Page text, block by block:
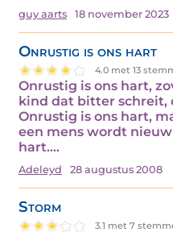
guy aarts 18 november 2023
Onrustig is ons hart
4.0 met 13
Onrustig is ons hart,
kind dat bitter schreit,
Onrustig is ons hart,
een mens wordt
hart.…
Adeleyd 28 augustus 2008
Storm
3.1 met 7